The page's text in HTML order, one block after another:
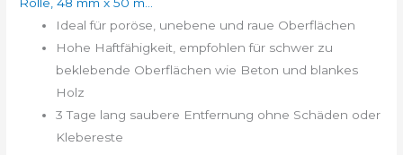
Rolle, 48 mm x 50 m...
Ideal für poröse, unebene und raue Oberflächen
Hohe Haftfähigkeit, empfohlen für schwer zu
beklebende Oberflächen wie Beton und blankes
Holz
3 Tage lang saubere Entfernung ohne Schäden oder
Klebereste